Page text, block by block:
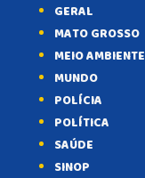
GERAL
MATO GROSSO
MEIO AMBIENTE
MUNDO
POLÍCIA
POLÍTICA
SAÚDE
SINOP